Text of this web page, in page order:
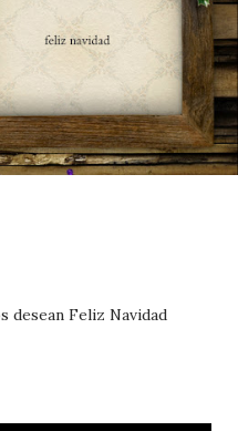
desean Feliz Navidad